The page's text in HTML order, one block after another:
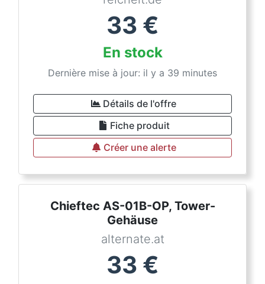
33 €
En stock
Dernière mise à jour: il y a 39 minutes
Détails de l'offre
Fiche produit
Créer une alerte
Chieftec AS-01B-OP, Tower-
Gehäuse
alternate.at
33 €